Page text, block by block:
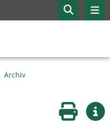
Archiv
Seite